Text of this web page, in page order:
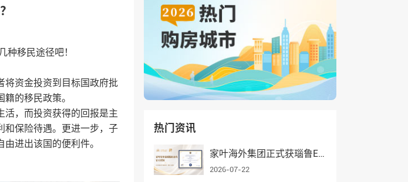
移民途径吧！
将资金投资到目标国政府批
的移民政策。
活，而投资获得的回报是主
和保险待遇。更进一步，子
进出该国的便利件。
热门资讯
家叶海外集团正式获瑙鲁ECRCP项目官方授权，身份规划服务再添权威认证
2026-07-22